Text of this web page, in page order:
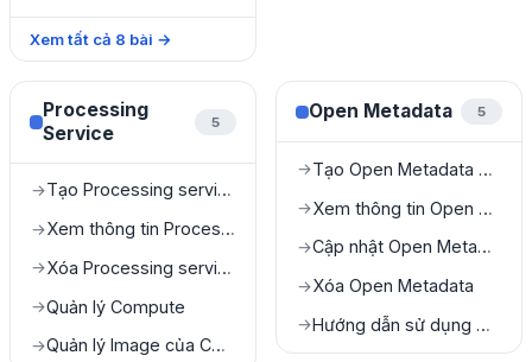
Xem tất cả 8 bài →
Processing
Service
5
→ Tạo Processing service
→ Xem thông tin Processing service
→ Xóa Processing service
→Quản lý Compute
→ Quản lý Image của Compute
Open Metadata 5
→ Tạo Open Metadata service
→ Xem thông tin Open Metadata service
→ Cập nhật Open Metadata
→Xóa Open Metadata
→ Hướng dẫn sử dụng Open Metatdata